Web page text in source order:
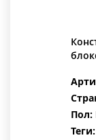
Пол:
Теги: